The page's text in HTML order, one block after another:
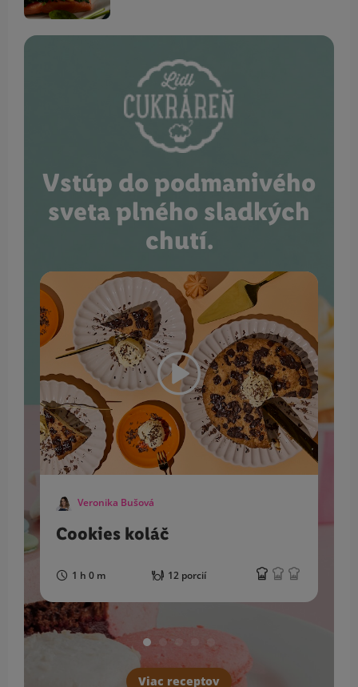
Vstúp do podmanivého
sveta plného sladkých
chutí.
Veronika Bušová
Cookies koláč
1 h 0 m 12 porcií
Viac receptov